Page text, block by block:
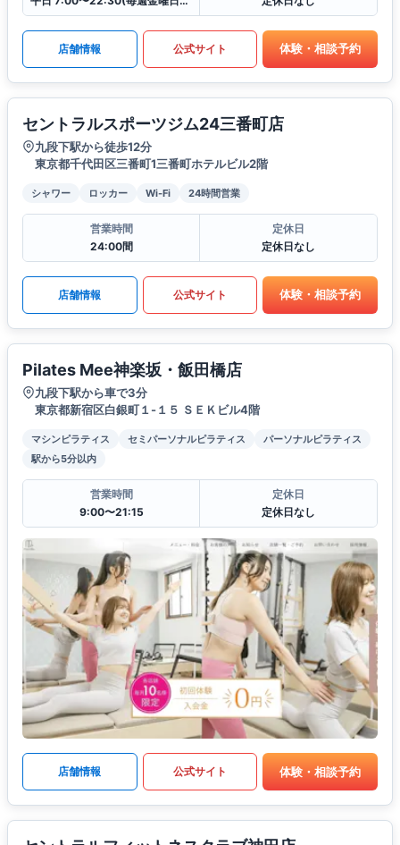
店舗情報 公式サイト 体験・相談予約
セントラルスポーツジム24三番町店
九段下駅から徒歩12分
東京都千代田区三番町1三番町ホテルビル2階
シャワー ロッカー Wi-Fi 24時間営業
営業時間
24:00間
定休日
定休日なし
店舗情報 公式サイト 体験・相談予約
Pilates Mee神楽坂・飯田橋店
九段下駅から車で3分
東京都新宿区白銀町１-１５ ＳＥＫビル4階
マシンピラティス セミパーソナルピラティス
パーソナルピラティス
駅から5分以内
営業時間
9:00〜21:15
定休日
定休日なし
店舗情報 公式サイト 体験・相談予約